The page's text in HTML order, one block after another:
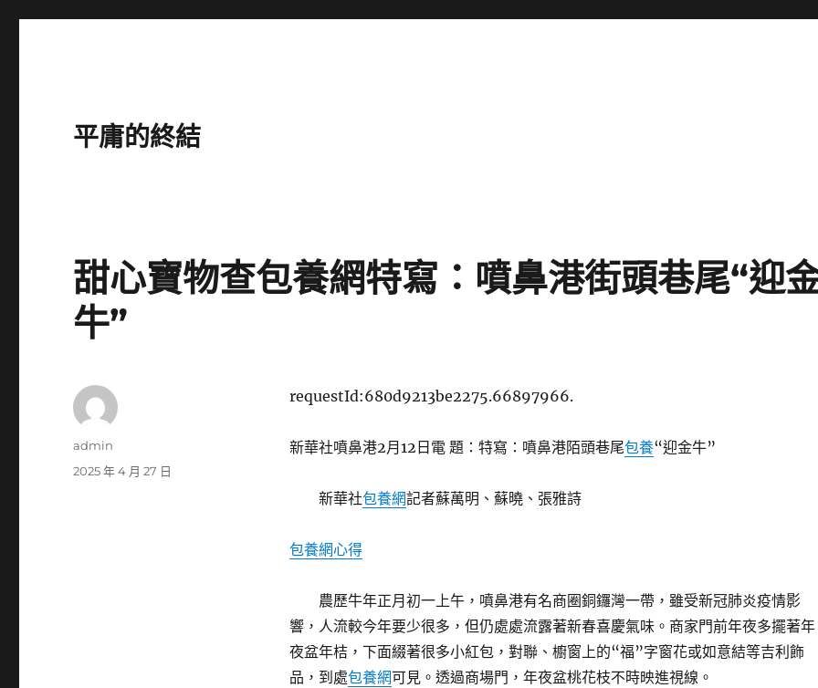
平庸的終結
甜心寶物查包養網特寫：噴鼻港街頭巷尾“迎
牛”
requestId:680d9213be2275.66897966.
新華社噴鼻港2月12日電 題：特寫：噴鼻港陌頭巷尾包養“迎金牛”
新華社包養網記者蘇萬明、蘇曉、張雅詩
包養網心得
農歷牛年正月初一上午，噴鼻港有名商圈銅鑼灣一帶，雖受新冠肺炎疫情影
響，人流較今年要少很多，但仍處處流露著新春喜慶氣味。商家門前年夜多擺著年
夜盆年桔，下面綴著很多小紅包，對聯、櫥窗上的“福”字窗花或如意結等吉利飾
品，到處包養網可見。透過商場門，年夜盆桃花枝不時映進視線。
作
admin
發
2025 年 4 月 27 日